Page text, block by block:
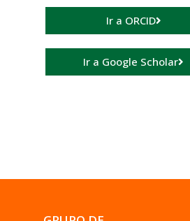
Ir a ORCID
Ir a Google Scholar